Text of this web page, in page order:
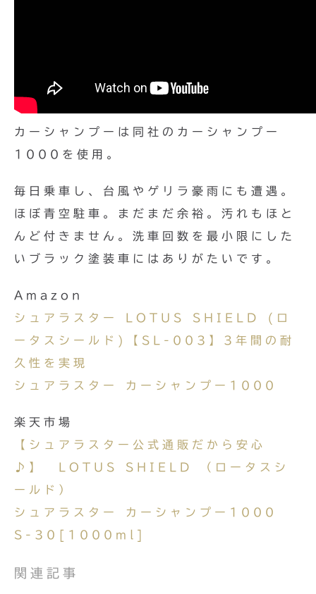
カーシャンプーは同社のカーシャンプー
1000を使用。
毎日乗車し、台風やゲリラ豪雨にも遭遇。
ほぼ青空駐車。まだまだ余裕。汚れもほと
んど付きません。洗車回数を最小限にした
いブラック塗装車にはありがたいです。
Amazon
シュアラスター LOTUS SHIELD (ロ
ータスシールド)【SL-003】3年間の耐
久性を実現
シュアラスター カーシャンプー1000
楽天市場
【シュアラスター公式通販だから安心
♪】 LOTUS SHIELD （ロータスシ
ールド）
シュアラスター カーシャンプー1000
S-30[1000ml]
関連記事